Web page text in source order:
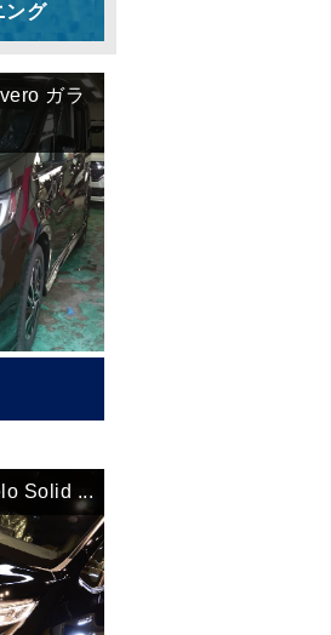
ング
ガラ
Solid ...
新
い
順
古
い
順